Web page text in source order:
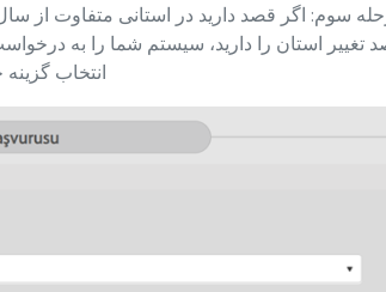
سوم: اگر قصد دارید در استانی متفاوت از
تغییر استان را دارید، سیستم شما را به
انتخاب